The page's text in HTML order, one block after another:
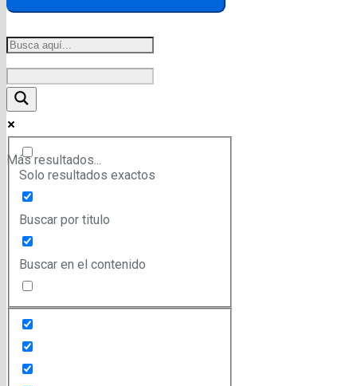
Más resultados...
Solo resultados exactos
Buscar por titulo
Buscar en el contenido